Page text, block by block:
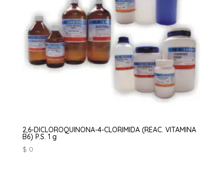
2,6-DICLOROQUINONA-4-CLORIMIDA (REAC. VITAMINA
B6) P.S. 1 g
$ 0